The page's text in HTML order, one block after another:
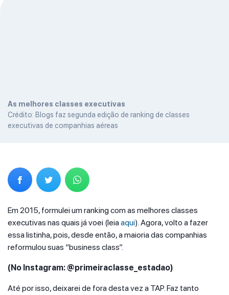
As melhores classes executivas
Crédito: Blogs faz segunda edição de ranking de classes
executivas de companhias aéreas
Em 2015, formulei um ranking com as melhores classes
executivas nas quais já voei (leia aqui). Agora, volto a fazer
essa listinha, pois, desde então, a maioria das companhias
reformulou suas “business class”.
(No Instagram: @primeiraclasse_estadao)
Até por isso, deixarei de fora desta vez a TAP. Faz tanto